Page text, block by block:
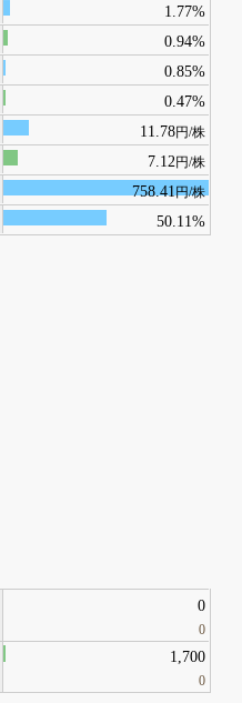
1.77%
0.94%
0.85%
0.47%
11.78円/株
7.12 円/株
758.41 円/株
50.11%
0
0
1,700
0